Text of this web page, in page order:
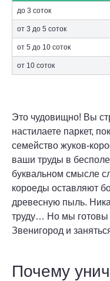
до 3 соток
от 3 до 5 соток
от 5 до 10 соток
от 10 соток
Это чудовищно! Вы
настилаете паркет,
семейство жуков-
ваши труды в
буквальном смысле
короеды оставляют
древесную пыль.
труду… Но мы готовы
Звенигород и
Почему